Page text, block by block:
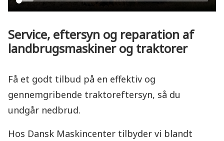
Service, eftersyn og reparation af
landbrugsmaskiner og traktorer
Få et godt tilbud på en effektiv og
gennemgribende traktoreftersyn, så du
undgår nedbrud.
Hos Dansk Maskincenter tilbyder vi blandt